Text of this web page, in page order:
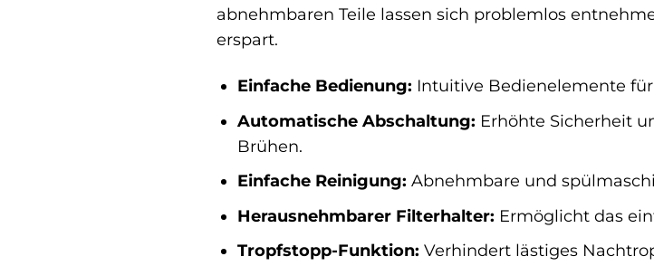
abnehmbaren Teile lassen sich problemlos
erspart.
Einfache Bedienung: Intuitive Bedienelemente
Automatische Abschaltung: Erhöhte Sicherheit
Brühen.
Einfache Reinigung: Abnehmbare und
Herausnehmbarer Filterhalter: Ermöglicht das
Tropfstopp-Funktion: Verhindert lästiges